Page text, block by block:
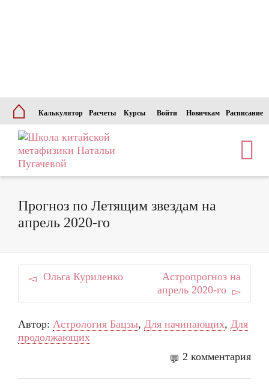
⌂ Калькулятор Расчеты Курсы Войти Новичкам Расписание
Прогноз по Летящим звездам на
апрель 2020-го
Ольга Куриленко
Астропрогноз на
апрель 2020-го
Автор: Астрология Бацзы, Для начинающих, Для
продолжающих
2 комментария